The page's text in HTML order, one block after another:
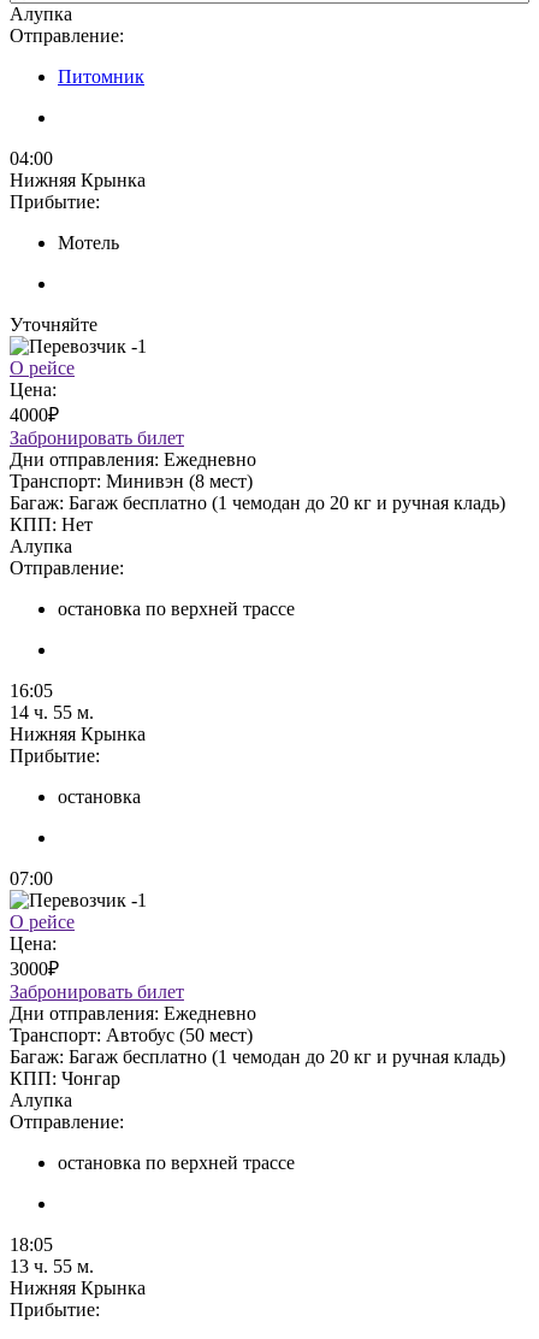
Алупка
Отправление:
Питомник
04:00
Нижняя Крынка
Прибытие:
Мотель
Уточняйте
О рейсе
Цена:
4000₽
Забронировать билет
Дни отправления: Ежедневно
Транспорт: Минивэн (8 мест)
Багаж: Багаж бесплатно (1 чемодан до 20 кг и ручная кладь)
КПП: Нет
Алупка
Отправление:
остановка по верхней трассе
16:05
14 ч. 55 м.
Нижняя Крынка
Прибытие:
остановка
07:00
О рейсе
Цена:
3000₽
Забронировать билет
Дни отправления: Ежедневно
Транспорт: Автобус (50 мест)
Багаж: Багаж бесплатно (1 чемодан до 20 кг и ручная кладь)
КПП: Чонгар
Алупка
Отправление:
остановка по верхней трассе
18:05
13 ч. 55 м.
Нижняя Крынка
Прибытие: